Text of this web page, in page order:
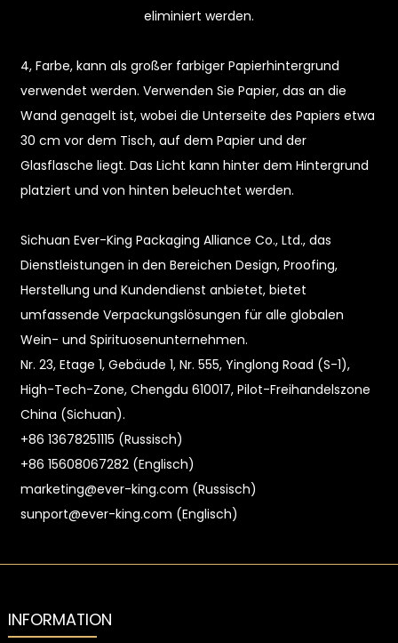
eliminiert werden.
4, Farbe, kann als großer farbiger Papierhintergrund
verwendet werden. Verwenden Sie Papier, das an die
Wand genagelt ist, wobei die Unterseite des Papiers etwa
30 cm vor dem Tisch, auf dem Papier und der
Glasflasche liegt. Das Licht kann hinter dem Hintergrund
platziert und von hinten beleuchtet werden.
Sichuan Ever-King Packaging Alliance Co., Ltd., das
Dienstleistungen in den Bereichen Design, Proofing,
Herstellung und Kundendienst anbietet, bietet
umfassende Verpackungslösungen für alle globalen
Wein- und Spirituosenunternehmen.
Nr. 23, Etage 1, Gebäude 1, Nr. 555, Yinglong Road (S-1),
High-Tech-Zone, Chengdu 610017, Pilot-Freihandelszone
China (Sichuan).
+86 13678251115 (Russisch)
+86 15608067282 (Englisch)
marketing@ever-king.com (Russisch)
sunport@ever-king.com (Englisch)
INFORMATION